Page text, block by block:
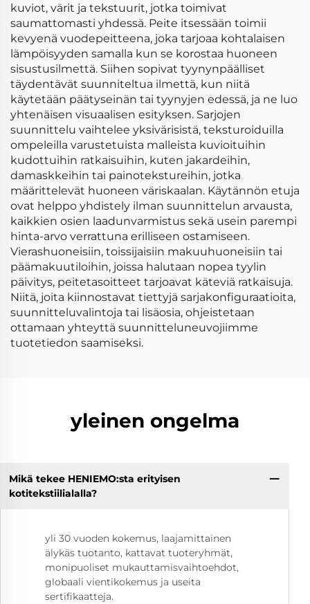
kuviot, värit ja tekstuurit, jotka toimivat
saumattomasti yhdessä. Peite itsessään toimii
kevyenä vuodepeitteena, joka tarjoaa kohtalaisen
lämpöisyyden samalla kun se korostaa huoneen
sisustusilmettä. Siihen sopivat tyynynpäälliset
täydentävät suunniteltua ilmettä, kun niitä
käytetään päätyseinän tai tyynyjen edessä, ja ne luo
yhtenäisen visuaalisen esityksen. Sarjojen
suunnittelu vaihtelee yksivärisistä, teksturoiduilla
ompeleilla varustetuista malleista kuvioituihin
kudottuihin ratkaisuihin, kuten jakardeihin,
damaskkeihin tai painotekstureihin, jotka
määrittelevät huoneen väriskaalan. Käytännön etuja
ovat helppo yhdistely ilman suunnittelun arvausta,
kaikkien osien laadunvarmistus sekä usein parempi
hinta-arvo verrattuna erilliseen ostamiseen.
Vierashuoneisiin, toissijaisiin makuuhuoneisiin tai
päämakuutiloihin, joissa halutaan nopea tyylin
päivitys, peitetasoitteet tarjoavat käteviä ratkaisuja.
Niitä, joita kiinnostavat tiettyjä sarjakonfiguraatioita,
suunnitteluvalintoja tai lisäosia, ohjeistetaan
ottamaan yhteyttä suunnitteluneuvojiimme
tuotetiedon saamiseksi.
yleinen ongelma
Mikä tekee HENIEMO:sta erityisen
kotitekstiilialalla?
yli 30 vuoden kokemus, laajamittainen
älykäs tuotanto, kattavat tuoteryhmät,
monipuoliset mukauttamisvaihtoehdot,
globaali vientikokemus ja useita
sertifikaatteja.